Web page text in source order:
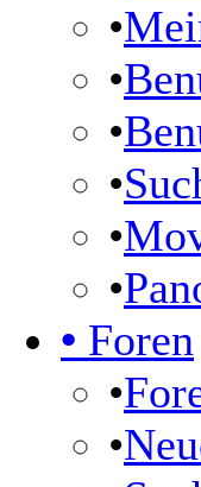
•
•
•
•
•
•
• Foren
•
•